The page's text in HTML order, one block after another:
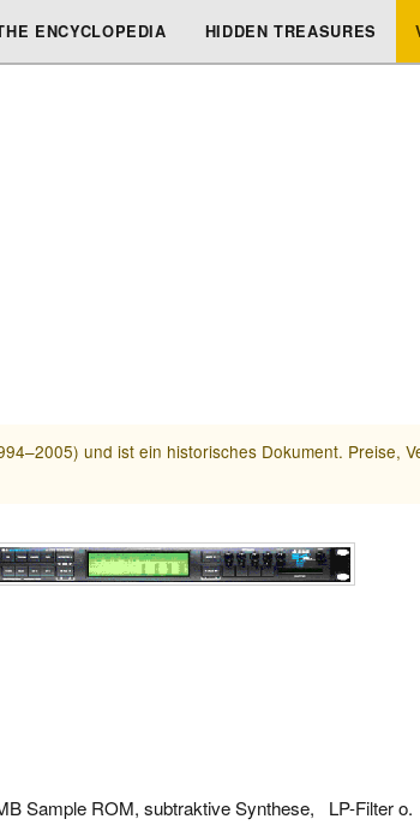
ENCYCLOPEDIA HIDDEN TREASURES
und ist ein historisches Dokument. Preise,
Sample ROM, subtraktive Synthese, LP-Filter o.